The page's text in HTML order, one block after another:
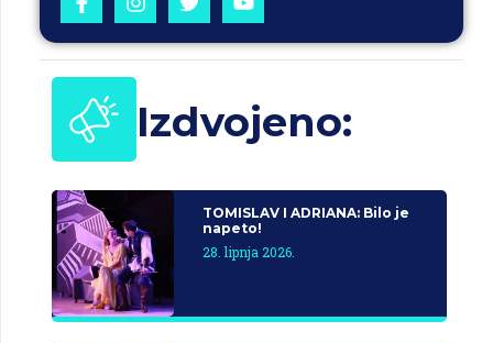
Izdvojeno:
TOMISLAV I ADRIANA: Bilo je
napeto!
28. lipnja 2026.